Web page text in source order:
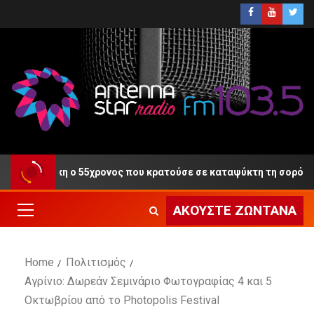
Δίκη ο 55χρονος που κρατούσε σε καταψύκτη τη σορό του
ΑΚΟΎΣΤΕ ΖΩΝΤΑΝΆ
Home
Πολιτισμός
Αγρίνιο: Δωρεάν Σεμινάριο Φωτογραφίας 4 και 5
Οκτωβρίου από το Photopolis Festival